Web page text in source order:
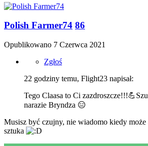
Polish Farmer74 86
Opublikowano 7 Czerwca 2021
Zgłoś
22 godziny temu, Flight23 napisał:
Tego Claasa to Ci zazdroszcze!!!💪
narazie Bryndza 😑
Musisz być czujny, nie wiadomo kiedy może
sztuka